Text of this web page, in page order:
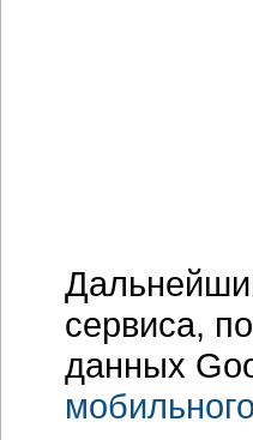
сервиса,
данных